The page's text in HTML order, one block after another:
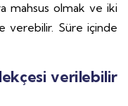
mahsus olmak ve iki
verebilir. Süre içinde
verilebilir